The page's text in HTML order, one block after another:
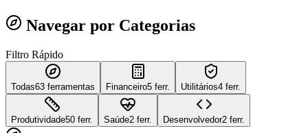
Navegar por Categorias
Filtro Rápido
Todas63 ferramentas Financeiro5 ferr. Utilitários4 ferr.
Produtividade50 ferr. Saúde2 ferr. Desenvolvedor2 ferr.